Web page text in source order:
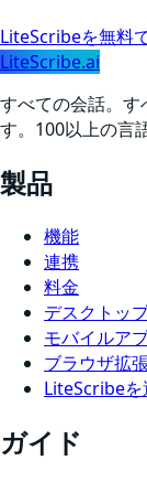
LiteScribeを無料
LiteScribe.ai
すべての会話。す
す。100以上の言
製品
機能
連携
料金
デスクトッ
モバイルア
ブラウザ拡
LiteScribeを
ガイド